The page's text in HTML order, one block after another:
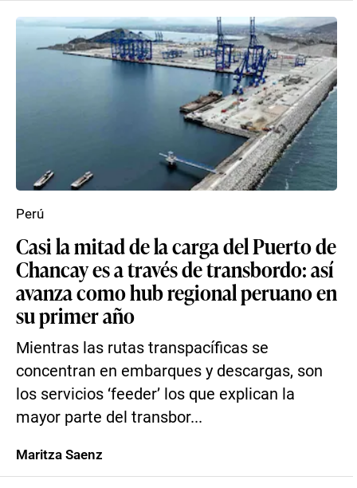
Casi la mitad de la carga del Puerto de
Chancay es a través de transbordo: así
avanza como hub regional peruano en
su primer año
Mientras las rutas transpacíficas se
concentran en embarques y descargas, son
los servicios ‘feeder’ los que explican la
mayor parte del transbor...
Perú
Maritza Saenz